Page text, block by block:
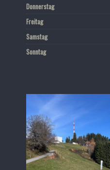
Donnerstag
Freitag
Samstag
Sonntag